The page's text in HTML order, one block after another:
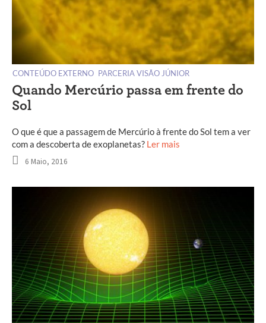
CONTEÚDO EXTERNO PARCERIA VISÃO JÚNIOR
Quando Mercúrio passa em frente do
Sol
O que é que a passagem de Mercúrio à frente do Sol tem a ver
com a descoberta de exoplanetas? Ler mais
6 Maio, 2016